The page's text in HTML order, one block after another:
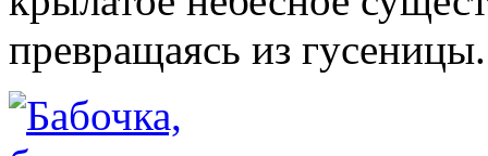
превращаясь из гусеницы.